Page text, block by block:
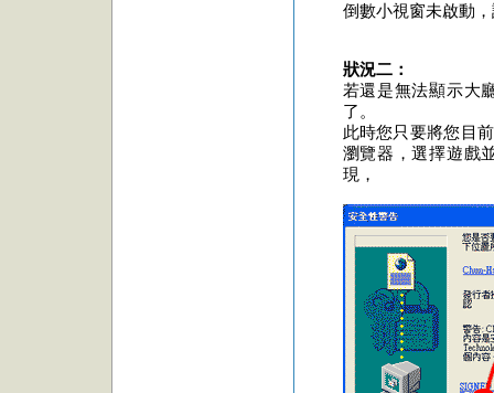
倒數小視窗未啟動
狀況二：
若還是無法顯示大
了。
此時您只要將您目
瀏覽器，選擇遊戲
現，